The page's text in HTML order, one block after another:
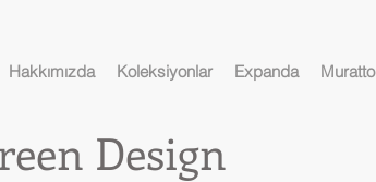
Hakkımızda Koleksiyonlar Expanda Muratto
Design